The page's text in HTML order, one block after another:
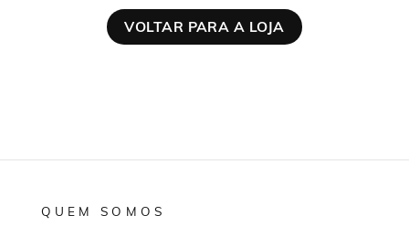
VOLTAR PARA A LOJA
QUEM SOMOS